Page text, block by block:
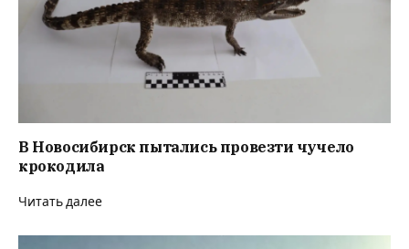
В Новосибирск пытались провезти чучело
крокодила
Читать далее